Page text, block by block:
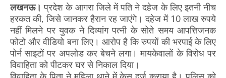
लखनऊ। प्रदेश के आगरा जिले में पति ने दहेज के लिए इतनी नीच
हरकत की, जिसे जानकर हैरान रह जाएंगे। दहेज में 10 लाख रुपये
नहीं मिलने पर युवक ने दिव्यांग पत्नी के सोते समय आपत्तिजनक
फोटो और वीडियो बना लिए। आरोप है कि रुपयों की भरपाई के लिए
पोर्न साइटों पर अपलोड कर बेचने लगा। मायकेवालों के विरोध पर
विवाहिता को पीटकर घर से निकाल दिया।